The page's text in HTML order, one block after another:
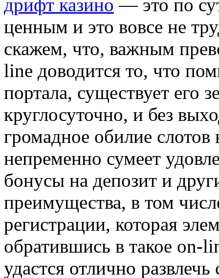
дрифт казино — это по
ценным и это вовсе не
скажем, что, важным
line доводится то, что
портала, существует его
круглосуточно, и без
громадное обилие слотов
непременно сумеет
бонусы на депозит и
преимущества, в том
регистрации, которая
обратившись в такое on-
удастся отлично